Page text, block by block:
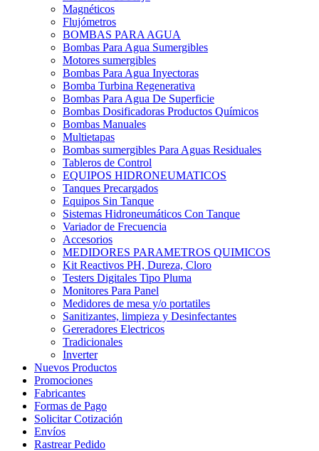
Magnéticos
Flujómetros
BOMBAS PARA AGUA
Bombas Para Agua Sumergibles
Motores sumergibles
Bombas Para Agua Inyectoras
Bomba Turbina Regenerativa
Bombas Para Agua De Superficie
Bombas Dosificadoras Productos Químicos
Bombas Manuales
Multietapas
Bombas sumergibles Para Aguas Residuales
Tableros de Control
EQUIPOS HIDRONEUMATICOS
Tanques Precargados
Equipos Sin Tanque
Sistemas Hidroneumáticos Con Tanque
Variador de Frecuencia
Accesorios
MEDIDORES PARAMETROS QUIMICOS
Kit Reactivos PH, Dureza, Cloro
Testers Digitales Tipo Pluma
Monitores Para Panel
Medidores de mesa y/o portatiles
Sanitizantes, limpieza y Desinfectantes
Gereradores Electricos
Tradicionales
Inverter
Nuevos Productos
Promociones
Fabricantes
Formas de Pago
Solicitar Cotización
Envíos
Rastrear Pedido